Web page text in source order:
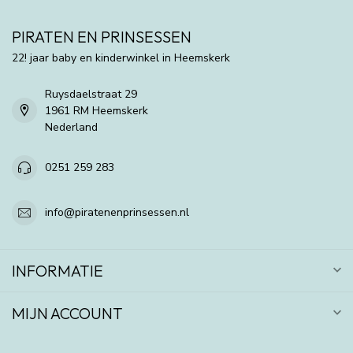
PIRATEN EN PRINSESSEN
22! jaar baby en kinderwinkel in Heemskerk
Ruysdaelstraat 29
1961 RM Heemskerk
Nederland
0251 259 283
info@piratenenprinsessen.nl
INFORMATIE
MIJN ACCOUNT